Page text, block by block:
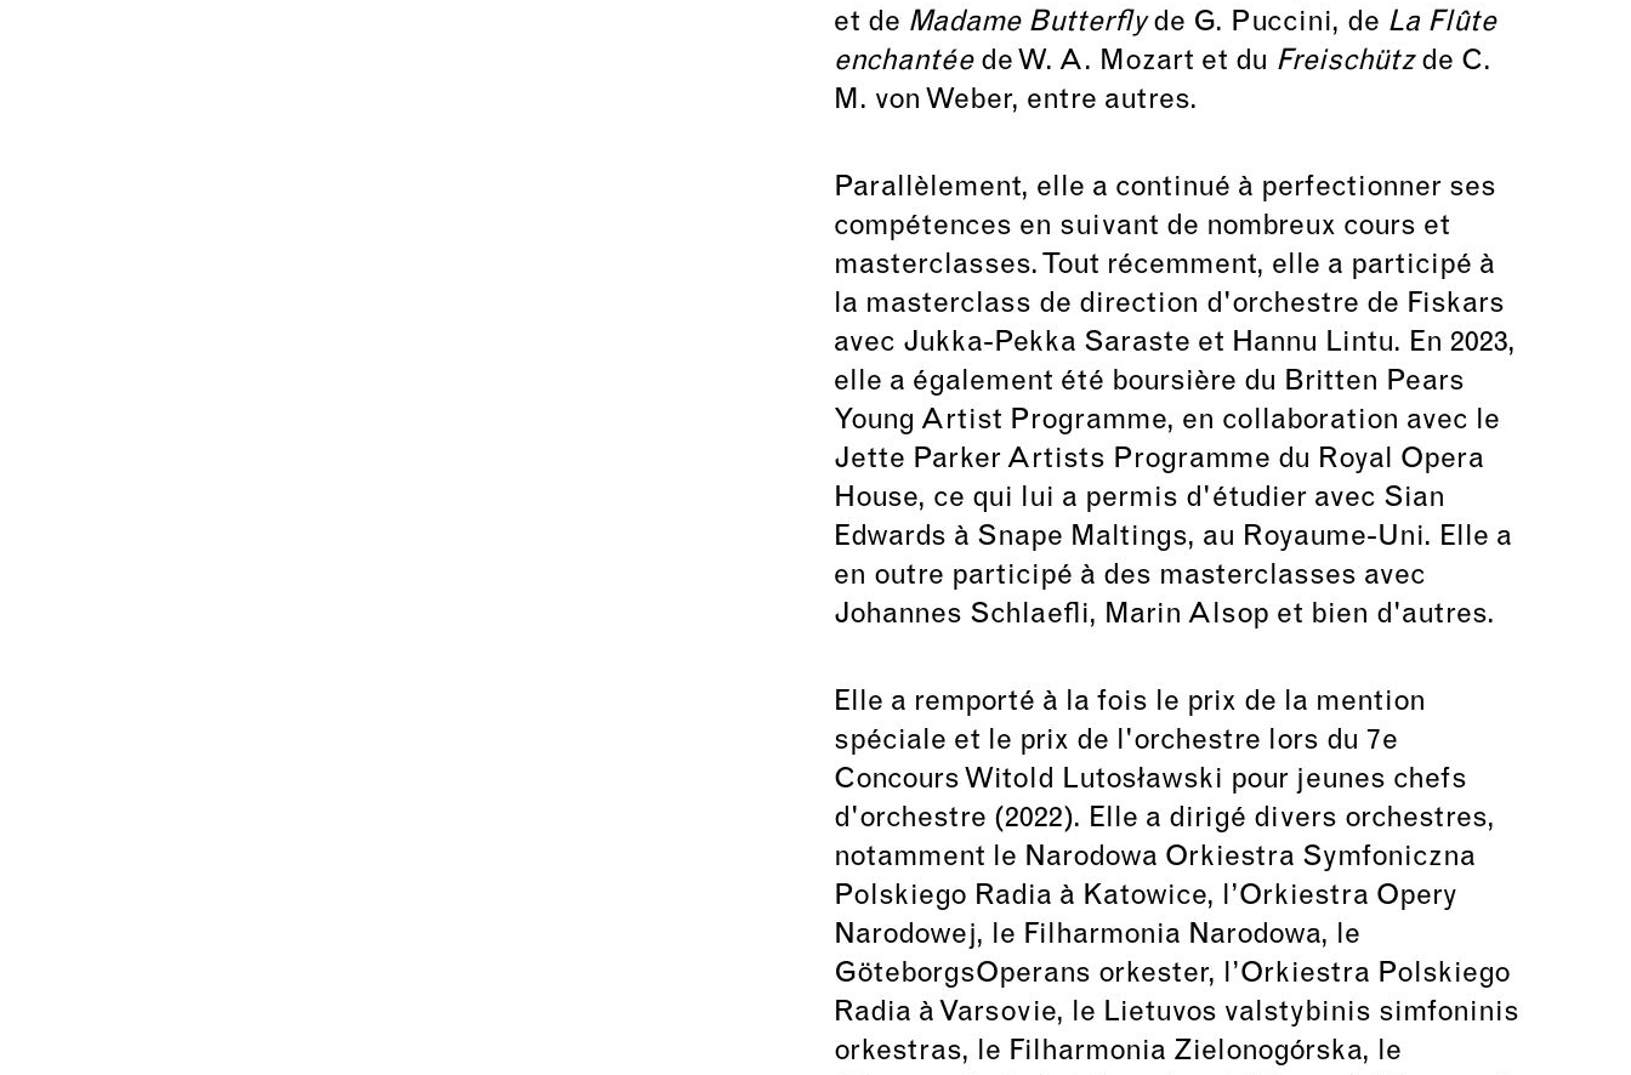
et de Madame Butterflyde G. Puccini, de La Flûte
enchantéede W. A. Mozart et du Freischützde C.
M. von Weber, entre autres.
Parallèlement, elle a continué à perfectionner ses
compétences en suivant de nombreux cours et
masterclasses. Tout récemment, elle a participé à
la masterclass de direction d'orchestre de Fiskars
avec Jukka-Pekka Saraste et Hannu Lintu. En 2023,
elle a également été boursière du Britten Pears
Young Artist Programme, en collaboration avec le
Jette Parker Artists Programme du Royal Opera
House, ce qui lui a permis d'étudier avec Sian
Edwards à Snape Maltings, au Royaume-Uni. Elle a
en outre participé à des masterclasses avec
Johannes Schlaefli, Marin Alsop et bien d'autres.
Elle a remporté à la fois le prix de la mention
spéciale et le prix de l'orchestre lors du 7e
Concours Witold Lutosławski pour jeunes chefs
d'orchestre (2022). Elle a dirigé divers orchestres,
notamment le Narodowa Orkiestra Symfoniczna
Polskiego Radia à Katowice, l’Orkiestra Opery
Narodowej, le Filharmonia Narodowa, le
GöteborgsOperans orkester, l’Orkiestra Polskiego
Radia à Varsovie, le Lietuvos valstybinis simfoninis
orkestras, le Filharmonia Zielonogórska, le